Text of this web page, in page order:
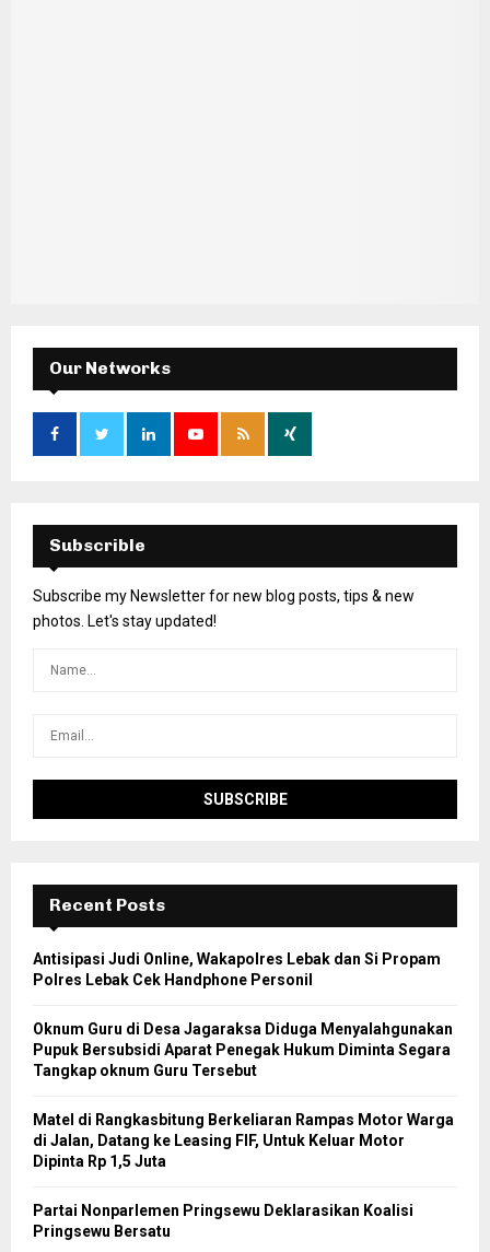
Our Networks
Subscrible
Subscribe my Newsletter for new blog posts, tips & new
photos. Let's stay updated!
Recent Posts
Antisipasi Judi Online, Wakapolres Lebak dan Si Propam
Polres Lebak Cek Handphone Personil
Oknum Guru di Desa Jagaraksa Diduga Menyalahgunakan
Pupuk Bersubsidi Aparat Penegak Hukum Diminta Segara
Tangkap oknum Guru Tersebut
Matel di Rangkasbitung Berkeliaran Rampas Motor Warga
di Jalan, Datang ke Leasing FIF, Untuk Keluar Motor
Dipinta Rp 1,5 Juta
Partai Nonparlemen Pringsewu Deklarasikan Koalisi
Pringsewu Bersatu